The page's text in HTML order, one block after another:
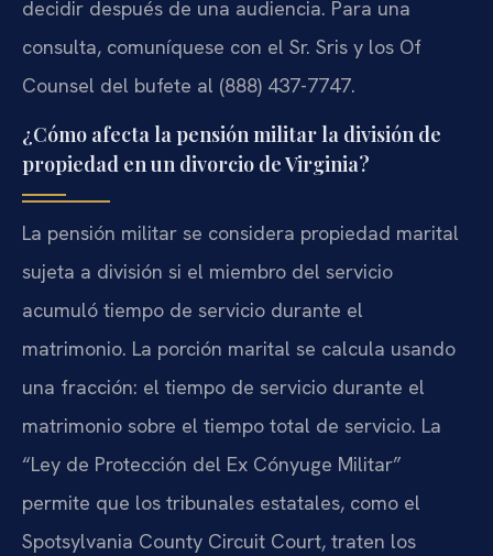
decidir después de una audiencia. Para una
consulta, comuníquese con el Sr. Sris y los Of
Counsel del bufete al (888) 437-7747.
¿Cómo afecta la pensión militar la división de
propiedad en un divorcio de Virginia?
La pensión militar se considera propiedad marital
sujeta a división si el miembro del servicio
acumuló tiempo de servicio durante el
matrimonio. La porción marital se calcula usando
una fracción: el tiempo de servicio durante el
matrimonio sobre el tiempo total de servicio. La
“Ley de Protección del Ex Cónyuge Militar”
permite que los tribunales estatales, como el
Spotsylvania County Circuit Court, traten los